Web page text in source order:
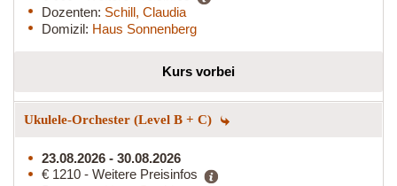
Dozenten: Schill, Claudia
Domizil: Haus Sonnenberg
Kurs vorbei
Ukulele-Orchester (Level B + C)
23.08.2026 - 30.08.2026
€ 1210 - Weitere Preisinfos